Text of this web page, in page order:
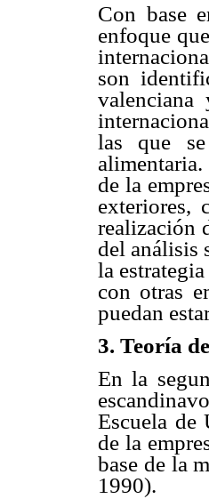
Con base
enfoque
son
las que
de la
exteriores,
realización
del análisis
la
con otras
puedan
3. Teoría
En la
Escuela de
de la
base de la
1990).